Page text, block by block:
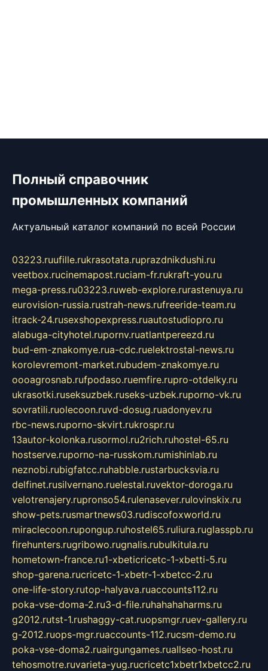
Полный справочник
промышленных компаний
Актуальный каталог компаний по всей России
03223.ruufille.rukrasotata.ruprazdnikdushi.ru
veetbox.rucinemapost.ruciam-fr.rukraft-you.ru
mega-press.ru03223.ruweb-explore.rurastenuya.ru
eurovision-russia.rustrah-news.rufreeride-team.ru
itrack-24.rusexshopexpress.ruautostudiopro.ru
alabuga-cityhotel.rupornv.ruatlantpereezd.ru
bud-em-znakomye.rua-cdc.ruelektrostal-news.ru
korolevremont-market.rubudem-znakomye.ru
oooagrosnab.rufpodaso.ruemfire.rupro-otdelky.ru
ukrasotki.ruseksuzbek.ruseks-uzbek.ruporno-vk.ru
sovratili.ruolecoon.ruvd-dosug.ruadonyev.ru
rbc-news.ruporno-skvirt.rukrospr.ru
13autor-kolonka.rusormol.ru2rich.ruhostel-65.ru
hostserve.ruporno-na-russkom.rumishinlab.ru
neznobi.rubigfatcc.ruhabble.rustarbucksvia.ru
delfinet.rusilvernano.ruelestal.ruvektor-doroga.ru
velotrenajery.rupronso54.rulenasever.rulovinskix.ru
show-pets.rusmartnews03.rudiscofoxworld.ru
miraclecoon.rupongup.ruhostel65.ruliura.ruglasspb.ru
firehunters.rugribowo.rugnalis.rubulkitula.ru
hometown-france.ru1-xbeticricetc-1-xbetti-5.ru
shop-garena.rucricetc-1-xbetr-1-xbetcc-2.ru
one-life-story.rutop-halyava.ruaccounts112.ru
poka-vse-doma-2.ru3-d-file.ruhahahaharms.ru
g2012.rutst-1.rushaggy-cat.ruopsmgr.ruev-gallery.ru
g-2012.ruops-mgr.ruaccounts-112.rucsm-demo.ru
poka-vse-doma2.ruairgungames.ruallseo-host.ru
tehosmotre.ruvarieta-yug.rucricetc1xbetr1xbetcc2.ru